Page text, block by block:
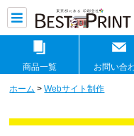
商品一覧 お問い合
ホーム >Webサイト制作